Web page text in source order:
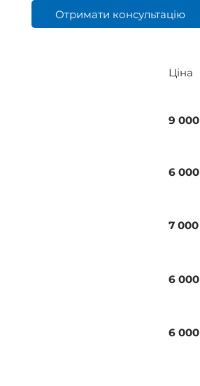
Отримати консультацію
Ціна
9 000
6 000
7 000
6 000
6 000